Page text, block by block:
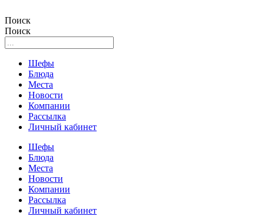
Поиск
Поиск
Шефы
Блюда
Места
Новости
Компании
Рассылка
Личный кабинет
Шефы
Блюда
Места
Новости
Компании
Рассылка
Личный кабинет